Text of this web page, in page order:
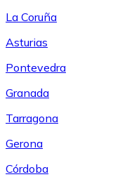
La Coruña
Asturias
Pontevedra
Granada
Tarragona
Gerona
Córdoba